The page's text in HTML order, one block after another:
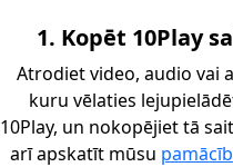
1. Kopēt 10Play
Atrodiet video, audio vai
kuru vēlaties
10Play, un nokopējiet tā
arī apskatīt mūsu